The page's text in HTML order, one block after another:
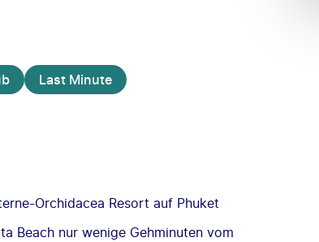
Last Minute
Orchidacea Resort auf Phuket
Beach nur wenige Gehminuten vom